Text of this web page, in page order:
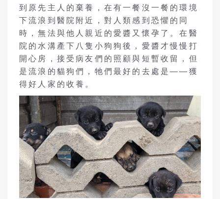
到原先主人的棄養，在有一餐沒一餐的環境
下流浪到醫院附近，對人類感到恐懼的同
時，無法與他人親近的愛醬又懷孕了。在醫
院的水溝產下八隻小狗狗後，愛醬才慢慢打
開心房，接受病友們的照顧與短暫收留，但
是流浪的貓狗們，牠們最好的去處是——獲
得好人家的收養。